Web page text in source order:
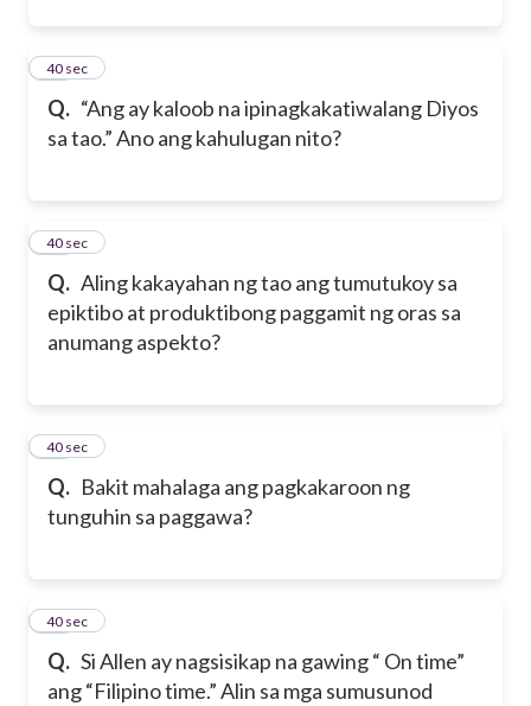
Q. “Ang ay kaloob na ipinagkakatiwalang Diyos
sa tao.” Ano ang kahulugan nito?
21
40 sec
Q. Aling kakayahan ng tao ang tumutukoy sa
epiktibo at produktibong paggamit ng oras sa
anumang aspekto?
22
40 sec
Q. Bakit mahalaga ang pagkakaroon ng
tunguhin sa paggawa?
23
40 sec
Q. Si Allen ay nagsisikap na gawing “ On time”
ang “Filipino time.” Alin sa mga sumusunod
24
40 sec